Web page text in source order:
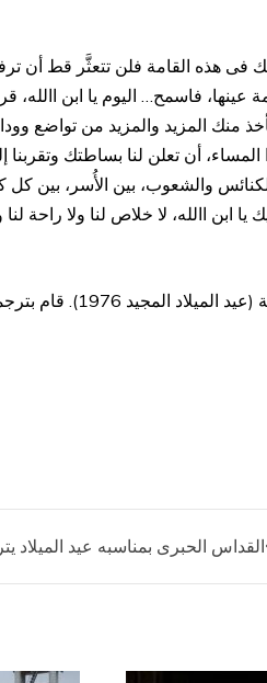
هذه القامة فلن تتعثَّر قط أن
عينها، فاسمح… اليوم يا ابن
منك المزيد والمزيد من تواضع
أن تعلن لنا بساطتك وتقربنا
والشعوب، بين الأُسر، بين كل
ابن االله، لا خلاص لنا ولا راحة
بالمناسبة الصلاة موجودة في كتاب
القداس الحبرى بمناسبه عيد الميلاد